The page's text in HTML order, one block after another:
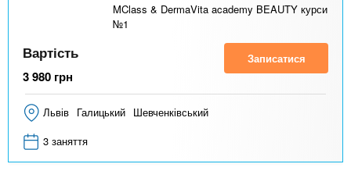
MClass & DermaVita academy BEAUTY курси
№1
Вартість
3 980 грн
Записатися
Львів Галицький Шевченківський
3 заняття